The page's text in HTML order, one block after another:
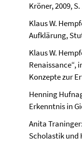
Kröner, 2009, S.
Klaus W.
Aufklärung,
Klaus W.
Renaissance“,
Konzepte zur
Henning
Erkenntnis in
Anita
Scholastik und